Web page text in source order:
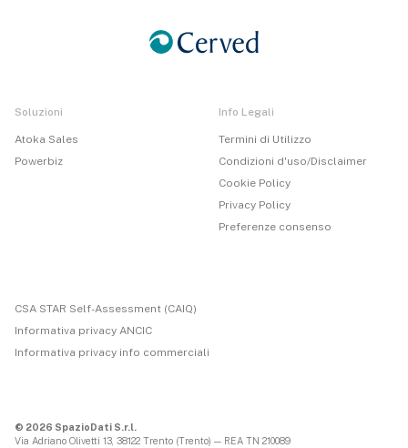
Soluzioni
Atoka Sales
Powerbiz
Info Legali
Termini di Utilizzo
Condizioni d'uso/Disclaimer
Cookie Policy
Privacy Policy
Preferenze consenso
CSA STAR Self-Assessment (CAIQ)
Informativa privacy ANCIC
Informativa privacy info commerciali
© 2026 SpazioDati S.r.l.
Via Adriano Olivetti 13, 38122 Trento (Trento) — REA TN 210089